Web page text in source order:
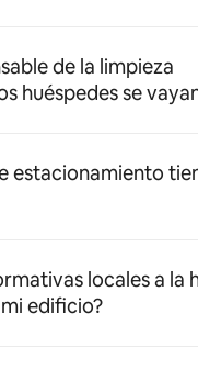
de la limpieza
huéspedes se
estacionamiento
locales a la
edificio?